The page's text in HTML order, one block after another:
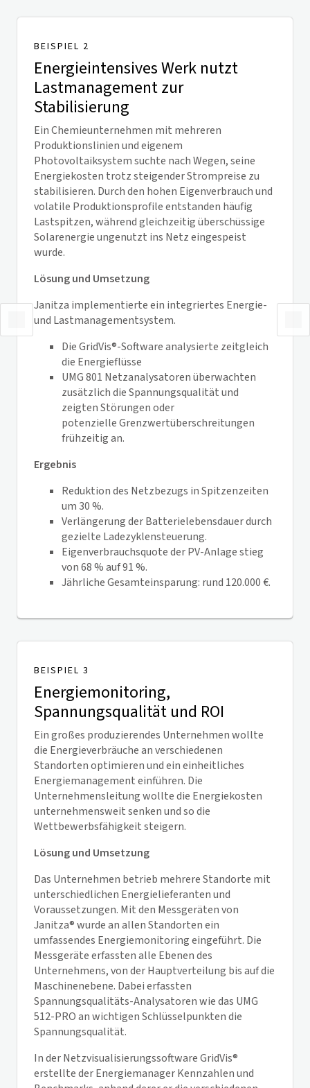
BEISPIEL 2
Energieintensives Werk nutzt
Lastmanagement zur
Stabilisierung
Ein Chemieunternehmen mit mehreren
Produktionslinien und eigenem
Photovoltaiksystem suchte nach Wegen, seine
Energiekosten trotz steigender Strompreise zu
stabilisieren. Durch den hohen Eigenverbrauch und
volatile Produktionsprofile entstanden häufig
Lastspitzen, während gleichzeitig überschüssige
Solarenergie ungenutzt ins Netz eingespeist
wurde.
Lösung und Umsetzung
Janitza implementierte ein integriertes Energie-
und Lastmanagementsystem.
Die GridVis®-Software analysierte zeitgleich
die Energieflüsse
UMG 801 Netzanalysatoren überwachten
zusätzlich die Spannungsqualität und
zeigten Störungen oder
potenzielle Grenzwertüberschreitungen
frühzeitig an.
Ergebnis
Reduktion des Netzbezugs in Spitzenzeiten
um 30 %.
Verlängerung der Batterielebensdauer durch
gezielte Ladezyklensteuerung.
Eigenverbrauchsquote der PV-Anlage stieg
von 68 % auf 91 %.
Jährliche Gesamteinsparung: rund 120.000 €.
BEISPIEL 3
Energiemonitoring,
Spannungsqualität und ROI
Ein großes produzierendes Unternehmen wollte
die Energieverbräuche an verschiedenen
Standorten optimieren und ein einheitliches
Energiemanagement einführen. Die
Unternehmensleitung wollte die Energiekosten
unternehmensweit senken und so die
Wettbewerbsfähigkeit steigern.
Lösung und Umsetzung
Das Unternehmen betrieb mehrere Standorte mit
unterschiedlichen Energielieferanten und
Voraussetzungen. Mit den Messgeräten von
Janitza® wurde an allen Standorten ein
umfassendes Energiemonitoring eingeführt. Die
Messgeräte erfassten alle Ebenen des
Unternehmens, von der Hauptverteilung bis auf die
Maschinenebene. Dabei erfassten
Spannungsqualitäts-Analysatoren wie das UMG
512-PRO an wichtigen Schlüsselpunkten die
Spannungsqualität.
In der NetzvisualisierungssoftwareGridVis®
erstellte der Energiemanager Kennzahlen und